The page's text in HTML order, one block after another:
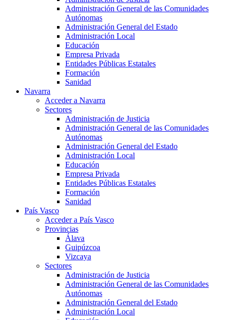
Administración General de las Comunidades
Autónomas
Administración General del Estado
Administración Local
Educación
Empresa Privada
Entidades Públicas Estatales
Formación
Sanidad
Navarra
Acceder a Navarra
Sectores
Administración de Justicia
Administración General de las Comunidades
Autónomas
Administración General del Estado
Administración Local
Educación
Empresa Privada
Entidades Públicas Estatales
Formación
Sanidad
País Vasco
Acceder a País Vasco
Provincias
Álava
Guipúzcoa
Vizcaya
Sectores
Administración de Justicia
Administración General de las Comunidades
Autónomas
Administración General del Estado
Administración Local